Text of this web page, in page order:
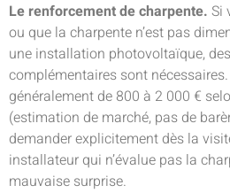
Le renforcement de charpente. Si
ou que la charpente n’est pas
une installation photovoltaïque,
complémentaires sont
généralement de 800 à 2 000 €
(estimation de marché, pas de
demander explicitement dès la
installateur qui n’évalue pas la
mauvaise surprise.